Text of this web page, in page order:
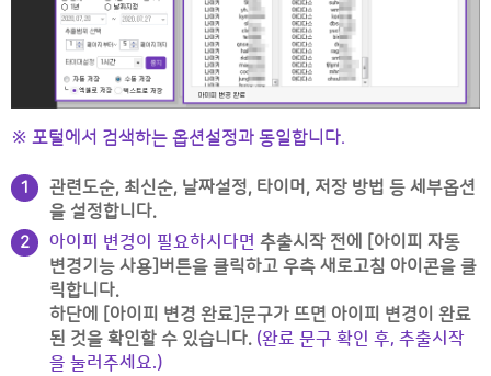
※ 포털에서 검색하는 옵션설정과 동일합니다.
1
관련도순, 최신순, 날짜설정, 타이머, 저장 방법 등 세부옵션
을 설정합니다.
2 아이피 변경이 필요하시다면 추출시작 전에 [아이피 자동
변경기능 사용]버튼을 클릭하고 우측 새로고침 아이콘을 클
릭합니다.
하단에 [아이피 변경 완료]문구가 뜨면 아이피 변경이 완료
된 것을 확인할 수 있습니다. (완료 문구 확인 후, 추출시작
을 눌러주세요.)